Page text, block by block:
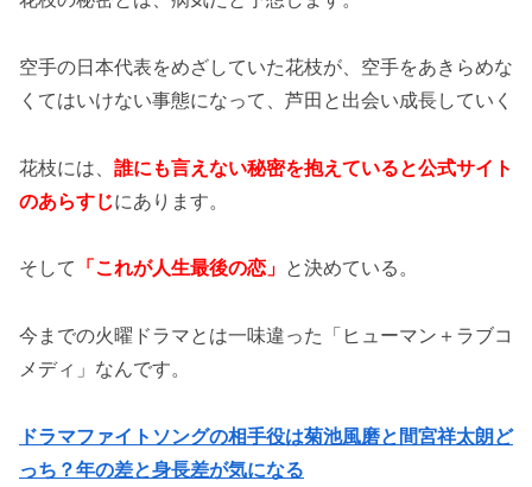
空手の日本代表をめざしていた花枝が、空手をあきらめな
くてはいけない事態になって、芦田と出会い成長していく
花枝には、 誰にも言えない秘密を抱えていると公式サイト
のあらすじにあります。
そして 「これが人生最後の恋」 と決めている。
今までの火曜ドラマとは一味違った「ヒューマン＋ラブコ
メディ」なんです。
ドラマファイトソングの相手役は菊池風磨と間宮祥太朗ど
っち？年の差と身長差が気になる